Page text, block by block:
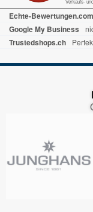
Verkaufs-
Echte-Bewertungen.com
Google My Business
Trustedshops.ch